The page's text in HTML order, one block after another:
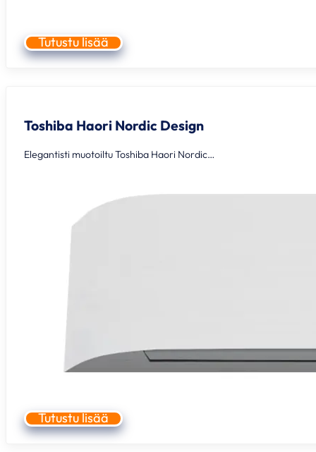
Tutustu lisää
Toshiba Haori Nordic Design
Elegantisti muotoiltu Toshiba Haori Nordic…
Tutustu lisää